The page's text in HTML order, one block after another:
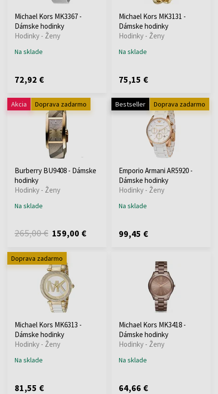
Michael Kors MK3367 -
Dámske hodinky
Hodinky - Ženy
Na sklade
72,92 €
Michael Kors MK3131 -
Dámske hodinky
Hodinky - Ženy
Na sklade
75,15 €
Akcia Doprava zadarmo
Burberry BU9408 - Dámske
hodinky
Hodinky - Ženy
Na sklade
265,00 € 159,00 €
Bestseller Doprava zadarmo
Emporio Armani AR5920 -
Dámske hodinky
Hodinky - Ženy
Na sklade
99,45 €
Doprava zadarmo
Michael Kors MK6313 -
Dámske hodinky
Hodinky - Ženy
Na sklade
81,55 €
Michael Kors MK3418 -
Dámske hodinky
Hodinky - Ženy
Na sklade
64,66 €